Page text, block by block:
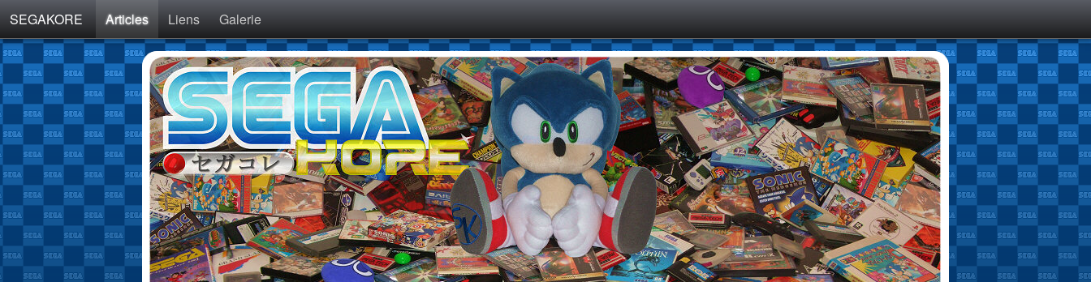
SEGAKORE Articles Liens Galerie